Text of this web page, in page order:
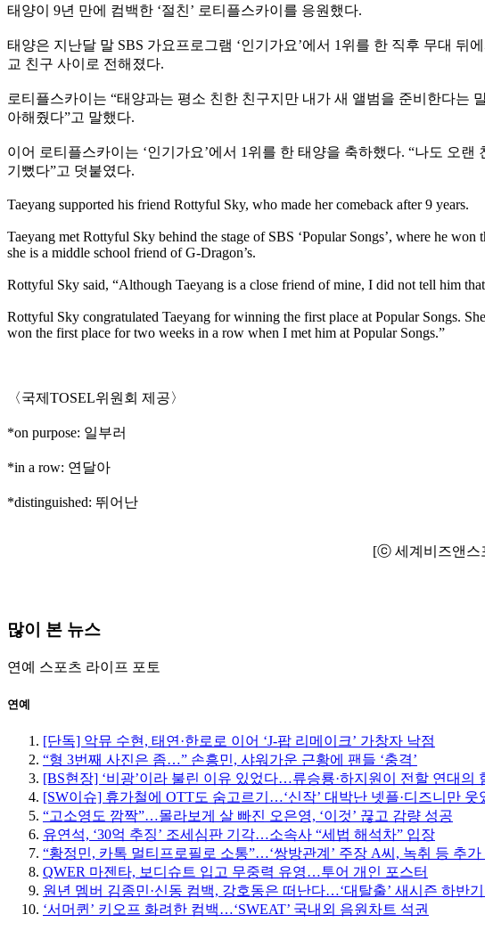
태양이 9년 만에 컴백한 ‘절친’ 로티플스카이를 응원했다.
태양은 지난달 말 SBS 가요프로그램 ‘인기가요’에서 1위를 한 직후 무대
교 친구 사이로 전해졌다.
로티플스카이는 “태양과는 평소 친한 친구지만 내가 새 앨범을 준비한다는
아해줬다”고 말했다.
이어 로티플스카이는 ‘인기가요’에서 1위를 한 태양을 축하했다. “나도 오
기뻤다”고 덧붙였다.
Taeyang supported his friend Rottyful Sky, who made her comeback after 9 years.
Taeyang met Rottyful Sky behind the stage of SBS ‘Popular Songs’, where he
she is a middle school friend of G-Dragon’s.
Rottyful Sky said, “Although Taeyang is a close friend of mine, I did not tell him
Rottyful Sky congratulated Taeyang for winning the first place at Popular Songs.
won the first place for two weeks in a row when I met him at Popular Songs.”
〈국제TOSEL위원회 제공〉
*on purpose: 일부러
*in a row: 연달아
*distinguished: 뛰어난
[ⓒ 세계비즈앤스
많이 본 뉴스
연예 스포츠 라이프 포토
연예
[단독] 악뮤 수현, 태연·한로로 이어 ‘J-팝 리메이크’ 가창자 낙점
“형 3번째 사진은 좀…” 손흥민, 샤워가운 근황에 팬들 ‘충격’
[BS현장] ‘비광’이라 불린 이유 있었다…류승룡·하지원이 전할 연대의
[SW이슈] 휴가철에 OTT도 숨고르기…‘신작’ 대박난 넷플·디즈니만 웃
“고소영도 깜짝”…몰라보게 살 빠진 오은영, ‘이것’ 끊고 감량 성공
유연석, ‘30억 추징’ 조세심판 기각…소속사 “세법 해석차” 입장
“황정민, 카톡 멀티프로필로 소통”…‘쌍방관계’ 주장 A씨, 녹취 등 추가
QWER 마젠타, 보디슈트 입고 무중력 유영…투어 개인 포스터
원년 멤버 김종민·신동 컴백, 강호동은 떠난다…‘대탈출’ 새시즌 하반
‘서머퀸’ 키오프 화려한 컴백…‘SWEAT’ 국내외 음원차트 석권